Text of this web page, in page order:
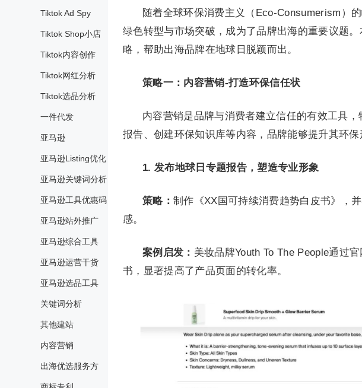
Tiktok Ad Spy
Tiktok Shop小店
Tiktok内容创作
Tiktok网红分析
Tiktok选品分析
一件代发
亚马逊
亚马逊Listing优化
亚马逊关键词分析
亚马逊工具优惠码
亚马逊站外推广
亚马逊综合工具
亚马逊运营干货
亚马逊选品工具
关键词分析
其他建站
内容营销
出海优选服务方
随着全球环保消费主义（Eco-Consumerism）
绿色转型与市场突破，成为了品牌出海的重要议题
略，帮助出海品牌在地球日脱颖而出。
策略一：内容营销-打造环保信任状
内容营销是品牌与消费者建立信任的有效工具
报告、创建环保知识库等内容，品牌能够提升其环保
1. 发布地球日专题报告，塑造专业形象
策略： 制作《XX国可持续消费趋势白皮书》，
感。
案例启发： 美妆品牌Youth To The People通过
书，显著提高了产品页面的转化率。